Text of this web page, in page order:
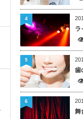
ラ
4
歯
5
舞
6